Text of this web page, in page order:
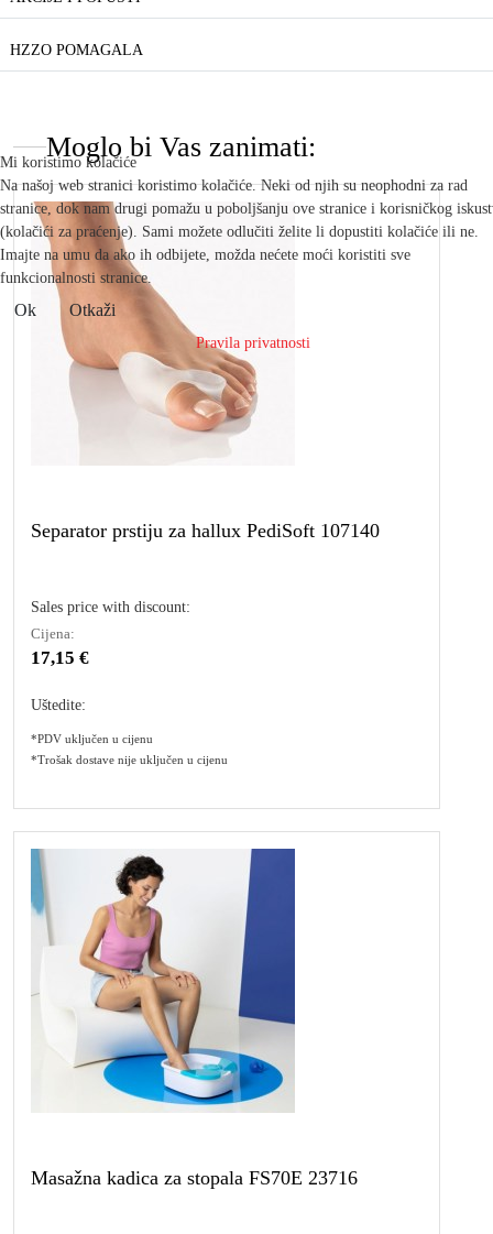
HZZO POMAGALA
Moglo bi Vas zanimati:
Separator prstiju za hallux PediSoft 107140
Sales price with discount:
Cijena:
17,15 €
Uštedite:
*PDV uključen u cijenu
*Trošak dostave nije uključen u cijenu
Masažna kadica za stopala FS70E 23716
Mi koristimo kolačiće
Na našoj web stranici koristimo kolačiće. Neki od njih su neophodni za rad
stranice, dok nam drugi pomažu u poboljšanju ove stranice i korisničkog
(kolačići za praćenje). Sami možete odlučiti želite li dopustiti kolačiće ili ne.
Imajte na umu da ako ih odbijete, možda nećete moći koristiti sve
funkcionalnosti stranice.
Ok Otkaži
Pravila privatnosti